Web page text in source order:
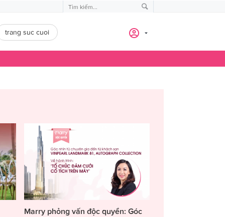
trang suc cuoi
Marry phỏng vấn độc quyền: Góc